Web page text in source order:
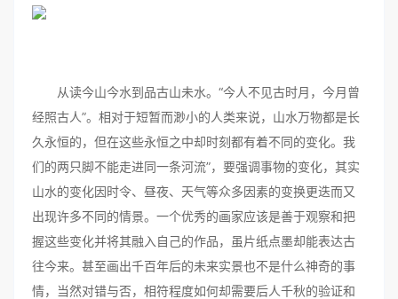
从读今山今水到品古山未水。“今人不见古时月，今月曾
经照古人”。相对于短暂而渺小的人类来说，山水万物都是长
久永恒的，但在这些永恒之中却时刻都有着不同的变化。我
们的两只脚不能走进同一条河流”，要强调事物的变化，其实
山水的变化因时令、昼夜、天气等众多因素的变换更迭而又
出现许多不同的情景。一个优秀的画家应该是善于观察和把
握这些变化并将其融入自己的作品，虽片纸点墨却能表达古
往今来。甚至画出千百年后的未来实景也不是什么神奇的事
情，当然对错与否，相符程度如何却需要后人千秋的验证和